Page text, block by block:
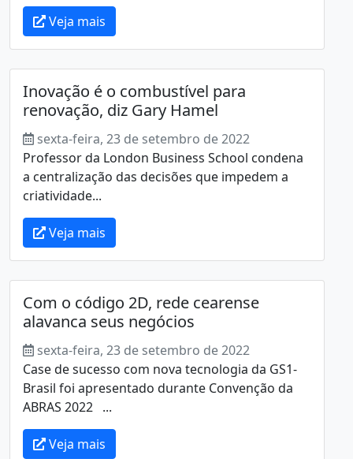
Veja mais
Inovação é o combustível para
renovação, diz Gary Hamel
sexta-feira, 23 de setembro de 2022
Professor da London Business School condena
a centralização das decisões que impedem a
criatividade...
Veja mais
Com o código 2D, rede cearense
alavanca seus negócios
sexta-feira, 23 de setembro de 2022
Case de sucesso com nova tecnologia da GS1-
Brasil foi apresentado durante Convenção da
ABRAS 2022 ...
Veja mais